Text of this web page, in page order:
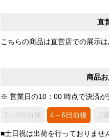
直
こちらの商品は直営店での展示
商品
※ 営業日の10：00 時点で決済が
2～4日前後 4～6日前後 1
■土日祝は出荷を行っておりませ